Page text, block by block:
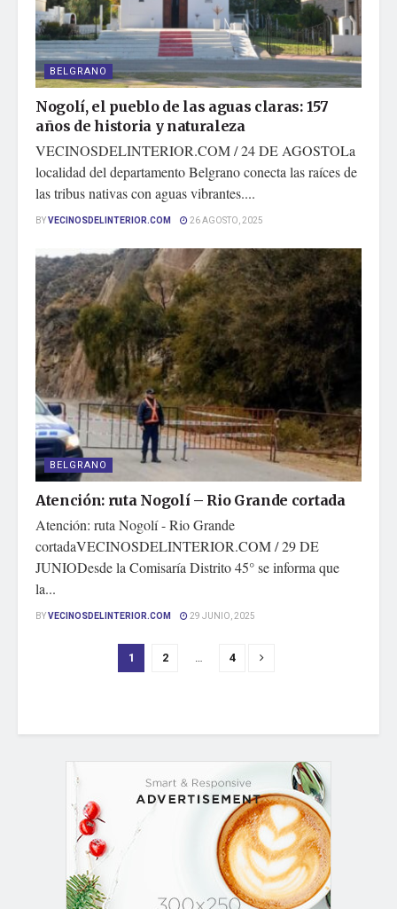
BELGRANO
Nogolí, el pueblo de las aguas claras: 157
años de historia y naturaleza
VECINOSDELINTERIOR.COM / 24 DE AGOSTOLa
localidad del departamento Belgrano conecta las raíces de
las tribus nativas con aguas vibrantes....
BYVECINOSDELINTERIOR.COM 26 AGOSTO, 2025
BELGRANO
Atención: ruta Nogolí – Rio Grande cortada
Atención: ruta Nogolí - Rio Grande
cortadaVECINOSDELINTERIOR.COM / 29 DE
JUNIODesde la Comisaría Distrito 45° se informa que
la...
BYVECINOSDELINTERIOR.COM 29 JUNIO, 2025
1 2 … 4